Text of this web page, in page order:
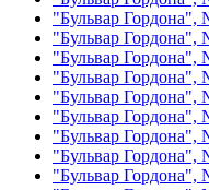
"Бульвар Гордона",
"Бульвар Гордона",
"Бульвар Гордона",
"Бульвар Гордона",
"Бульвар Гордона",
"Бульвар Гордона",
"Бульвар Гордона",
"Бульвар Гордона",
"Бульвар Гордона",